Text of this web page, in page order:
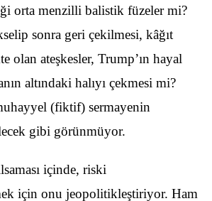
orta menzilli balistik füzeler mi?
sonra geri çekilmesi, kâğıt
olan ateşkesler, Trump’ın hayal
altındaki halıyı çekmesi mi?
(fiktif) sermayenin
gibi görünmüyor.
içinde, riski
için onu jeopolitikleştiriyor. Ham